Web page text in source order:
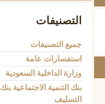
التصنيفات
جميع التصنيفات
استفسارات عامة
وزارة الداخلية السعودية
بنك التنمية الاجتماعية بنك
التسليف